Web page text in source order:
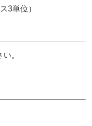
3単位）
。